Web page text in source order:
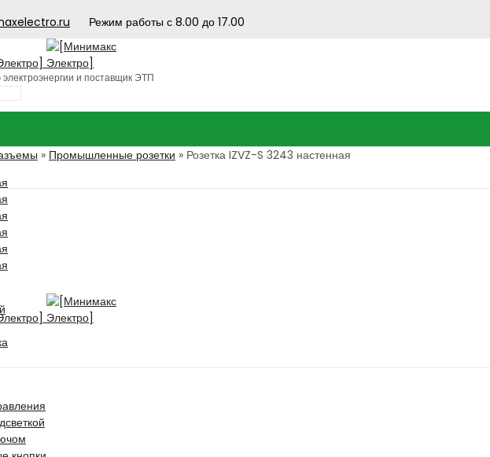
Режим работы с 8.00 до 17.00
и поставщик ЭТП
» Промышленные розетки » Розетка IZVZ-S 3243 настенная